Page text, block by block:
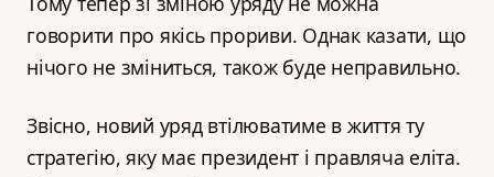
говорити про якісь прориви. Однак казати, що
нічого не зміниться, також буде неправильно.
Звісно, новий уряд втілюватиме в життя ту
стратегію, яку має президент і правляча еліта.